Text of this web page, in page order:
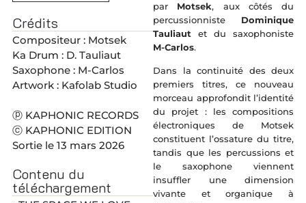
Crédits
Compositeur : Motsek
Ka Drum : D. Tauliaut
Saxophone : M-Carlos
Artwork : Kafolab Studio
ⓟ KAPHONIC RECORDS
ⓒ KAPHONIC EDITION
Sortie le 13 mars 2026
Contenu du
téléchargement
par Motsek, aux côtés du
percussionniste Dominique
Tauliaut et du saxophoniste
M-Carlos.
Dans la continuité des deux
premiers titres, ce nouveau
morceau approfondit l’identité
du projet : les compositions
électroniques de Motsek
constituent l’ossature du titre,
tandis que les percussions et
le saxophone viennent
insuffler une dimension
vivante et organique à